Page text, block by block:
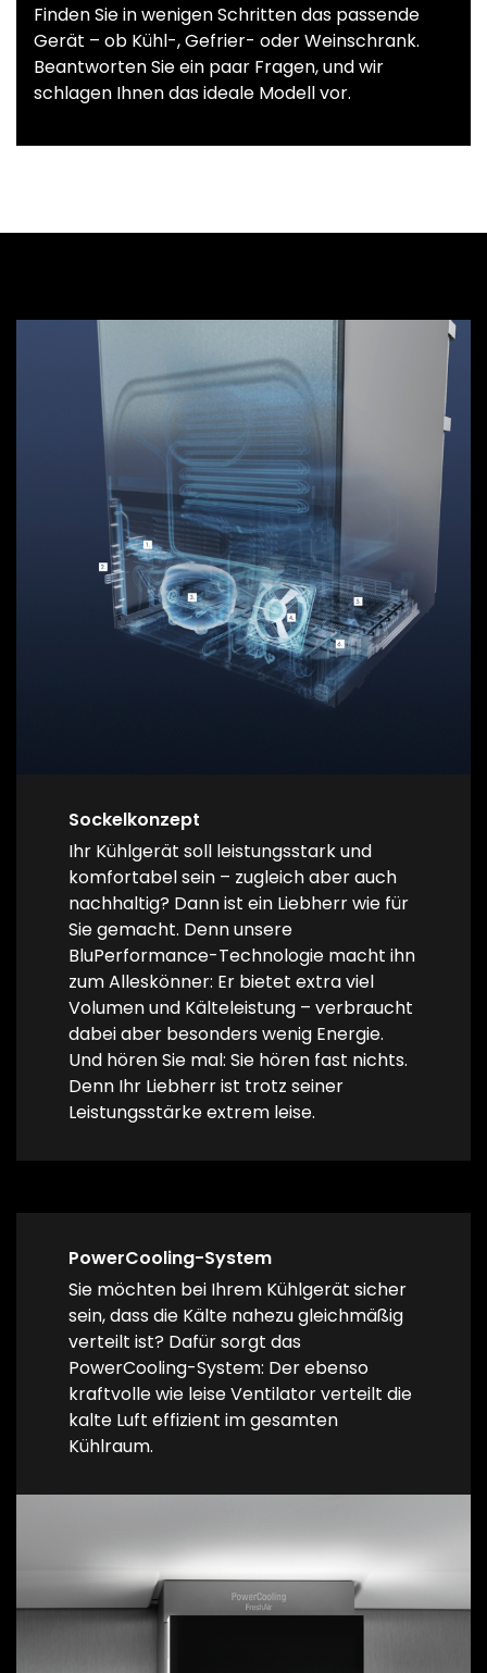
Finden Sie in wenigen Schritten das passende
Gerät – ob Kühl-, Gefrier- oder Weinschrank.
Beantworten Sie ein paar Fragen, und wir
schlagen Ihnen das ideale Modell vor.
Sockelkonzept
Ihr Kühlgerät soll leistungsstark und
komfortabel sein – zugleich aber auch
nachhaltig? Dann ist ein Liebherr wie für
Sie gemacht. Denn unsere
BluPerformance-Technologie macht ihn
zum Alleskönner: Er bietet extra viel
Volumen und Kälteleistung – verbraucht
dabei aber besonders wenig Energie.
Und hören Sie mal: Sie hören fast nichts.
Denn Ihr Liebherr ist trotz seiner
Leistungsstärke extrem leise.
PowerCooling-System
Sie möchten bei Ihrem Kühlgerät sicher
sein, dass die Kälte nahezu gleichmäßig
verteilt ist? Dafür sorgt das
PowerCooling-System: Der ebenso
kraftvolle wie leise Ventilator verteilt die
kalte Luft effizient im gesamten
Kühlraum.